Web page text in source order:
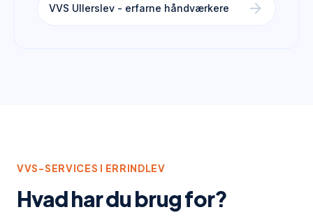
VVS Ullerslev - erfarne håndværkere arrow_forward
VVS-SERVICES I ERRINDLEV
Hvad har du brug for?